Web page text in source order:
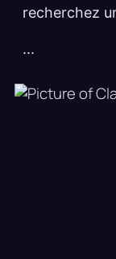
recherchez
...